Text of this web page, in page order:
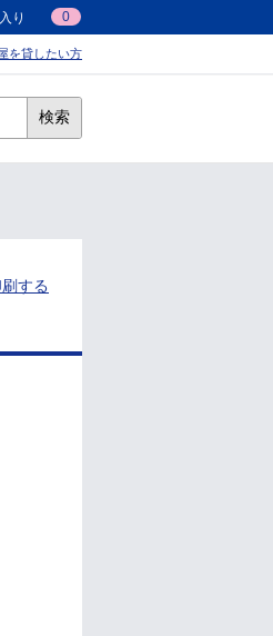
り 0
を貸したい方
検索
する